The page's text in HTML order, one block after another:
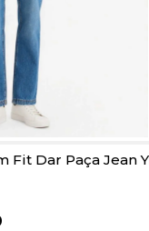
Fit Dar Paça Jean